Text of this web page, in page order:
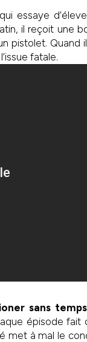
essaye
il reçoit une
pistolet. Quand
fatale.
sans
épisode fait
met à mal le